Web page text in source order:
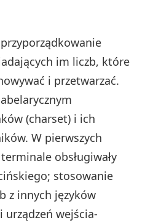
im liczb, które
i przetwarzać.
(charset) i ich
W pierwszych
obsługiwały
stosowanie
z innych języków
urządzeń wejścia-